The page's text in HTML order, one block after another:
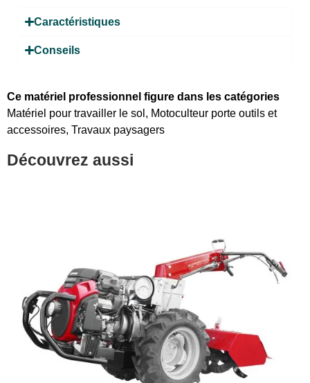
Caractéristiques
Conseils
Ce matériel professionnel figure dans les catégories
Matériel pour travailler le sol , Motoculteur porte outils et
accessoires, Travaux paysagers
Découvrez aussi